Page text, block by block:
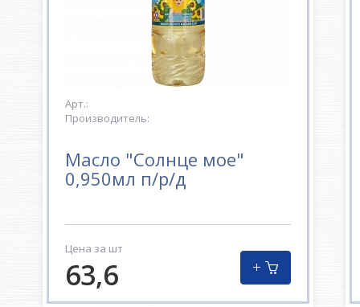
Арт.:
Производитель:
Масло "Солнце мое"
0,950мл п/р/д
Цена за шт
63,6